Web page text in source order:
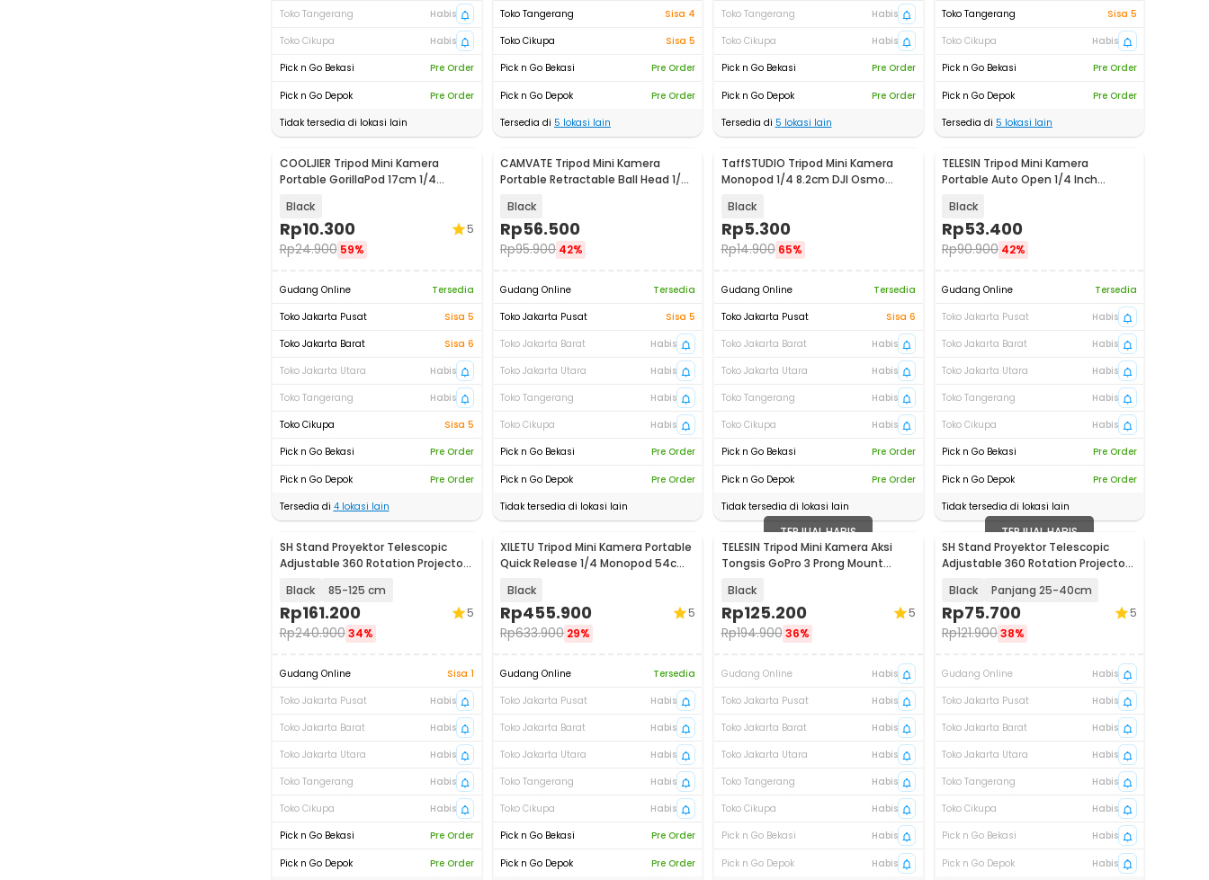
Toko Tangerang
Habis
Toko Cikupa
Habis
Pick n Go Bekasi
Pre Order
Pick n Go Depok
Pre Order
Tidak tersedia di lokasi lain
Toko Tangerang
Sisa 4
Toko Cikupa
Sisa 5
Pick n Go Bekasi
Pre Order
Pick n Go Depok
Pre Order
Tersedia di 5 lokasi lain
Toko Tangerang
Habis
Toko Cikupa
Habis
Pick n Go Bekasi
Pre Order
Pick n Go Depok
Pre Order
Tersedia di 5 lokasi lain
Toko Tangerang
Sisa 5
Toko Cikupa
Habis
Pick n Go Bekasi
Pre Order
Pick n Go Depok
Pre Order
Tersedia di 5 lokasi lain
COOLJIER Tripod Mini Kamera
Portable GorillaPod 17cm 1/4
Black
Rp10.300
Rp24.900 59%
5
Gudang Online
Tersedia
Toko Jakarta Pusat
Sisa 5
Toko Jakarta Barat
Sisa 6
Toko Jakarta Utara
Habis
Toko Tangerang
Habis
Toko Cikupa
Sisa 5
Pick n Go Bekasi
Pre Order
Pick n Go Depok
Pre Order
Tersedia di 4lokasi lain
CAMVATE Tripod Mini Kamera
Portable Retractable Ball Head 1/4
Black
Rp56.500
Rp95.900 42%
Gudang Online
Tersedia
Toko Jakarta Pusat
Sisa 5
Toko Jakarta Barat
Habis
Toko Jakarta Utara
Habis
Toko Tangerang
Habis
Toko Cikupa
Habis
Pick n Go Bekasi
Pre Order
Pick n Go Depok
Pre Order
Tidak tersedia di lokasi lain
TaffSTUDIO Tripod Mini Kamera
Monopod 1/4 8.2cm DJI Osmo
Black
Rp5.300
Rp14.900 65%
Gudang Online
Tersedia
Toko Jakarta Pusat
Sisa 6
Toko Jakarta Barat
Habis
Toko Jakarta Utara
Habis
Toko Tangerang
Habis
Toko Cikupa
Habis
Pick n Go Bekasi
Pre Order
Pick n Go Depok
Pre Order
Tidak tersedia di lokasi lain
TELESIN Tripod Mini Kamera
Portable Auto Open 1/4 Inch
Black
Rp53.400
Rp90.900 42%
Gudang Online
Tersedia
Toko Jakarta Pusat
Habis
Toko Jakarta Barat
Habis
Toko Jakarta Utara
Habis
Toko Tangerang
Habis
Toko Cikupa
Habis
Pick n Go Bekasi
Pre Order
Pick n Go Depok
Pre Order
Tidak tersedia di lokasi lain
SH Stand Proyektor Telescopic
Adjustable 360 Rotation Projector
Black 85-125 cm
Rp161.200
Rp240.900 34%
5
Gudang Online
Sisa 1
Toko Jakarta Pusat
Habis
Toko Jakarta Barat
Habis
Toko Jakarta Utara
Habis
Toko Tangerang
Habis
Toko Cikupa
Habis
Pick n Go Bekasi
Pre Order
Pick n Go Depok Pre Order
XILETU Tripod Mini Kamera Portable
Quick Release 1/4 Monopod 54cm
Black
Rp455.900
Rp633.900 29%
5
Gudang Online
Tersedia
Toko Jakarta Pusat
Habis
Toko Jakarta Barat
Habis
Toko Jakarta Utara
Habis
Toko Tangerang
Habis
Toko Cikupa
Habis
Pick n Go Bekasi
Pre Order
Pick n Go Depok Pre Order
TERJUAL HABIS
TELESIN Tripod Mini Kamera Aksi
Tongsis GoPro 3 Prong Mount
Black
Rp125.200
Rp194.900 36%
5
Gudang Online
Habis
Toko Jakarta Pusat
Habis
Toko Jakarta Barat
Habis
Toko Jakarta Utara
Habis
Toko Tangerang
Habis
Toko Cikupa
Habis
Pick n Go Bekasi
Habis
Pick n Go Depok Habis
TERJUAL HABIS
SH Stand Proyektor Telescopic
Adjustable 360 Rotation Projector
Black Panjang 25-40cm
Rp75.700
Rp121.90038%
5
Gudang Online
Habis
Toko Jakarta Pusat
Habis
Toko Jakarta Barat
Habis
Toko Jakarta Utara
Habis
Toko Tangerang
Habis
Toko Cikupa
Habis
Pick n Go Bekasi
Habis
Pick n Go Depok Habis